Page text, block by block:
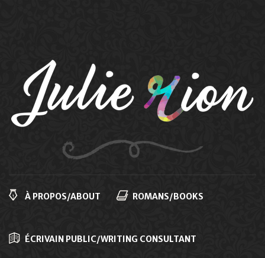
principale
À PROPOS/ABOUT
ROMANS/BOOKS
ÉCRIVAIN PUBLIC/WRITING CONSULTANT